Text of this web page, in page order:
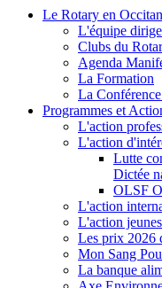
Le Rotary en
L'équipe
Clubs du
Agenda
La Formation
La
Programmes et
L'action
L'action
Lutte
Dictée
OLSF
L'action
L'action
Les prix 2026
Mon Sang
La banque